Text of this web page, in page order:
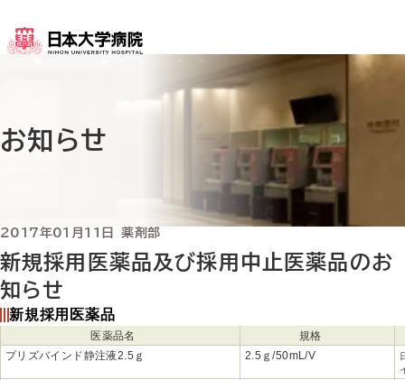
お知らせ
新規採用医薬品及び採用中止医薬品のお
知らせ
2017年01月11日 薬剤部
新規採用医薬品
医薬品名
規格
プリズバインド静注液2.5ｇ
2.5ｇ/50mL/V